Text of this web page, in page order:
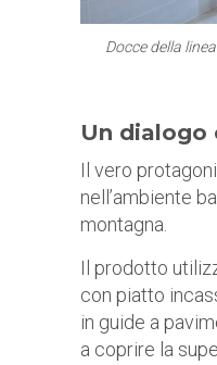
Docce della
Un dialogo
Il vero
nell’ambiente
montagna.
Il prodotto
con piatto
in guide a
a coprire la